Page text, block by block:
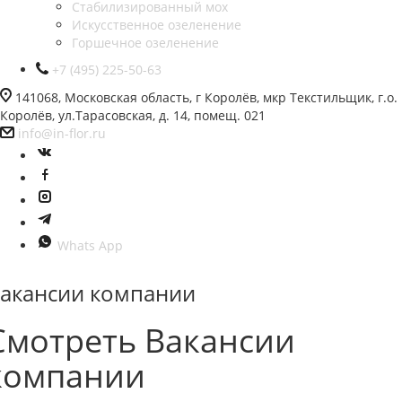
Стабилизированный мох
Искусственное озеленение
Горшечное озеленение
+7 (495) 225-50-63
141068, Московская область, г Королёв, мкр Текстильщик, г.о.
Королёв, ул.Тарасовская, д. 14, помещ. 021
info@in-flor.ru
Whats App
компании
Вакансии